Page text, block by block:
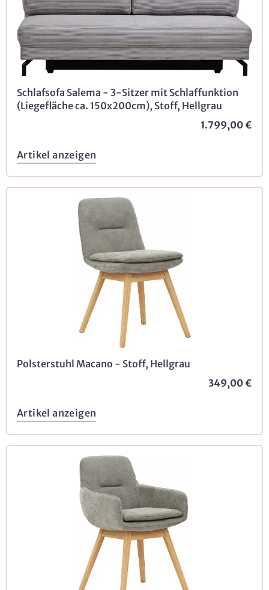
Schlafsofa Salema - 3-Sitzer mit Schlaffunktion
(Liegefläche ca. 150x200cm), Stoff, Hellgrau
1.799,00 €
Artikel anzeigen
Polsterstuhl Macano - Stoff, Hellgrau
349,00 €
Artikel anzeigen